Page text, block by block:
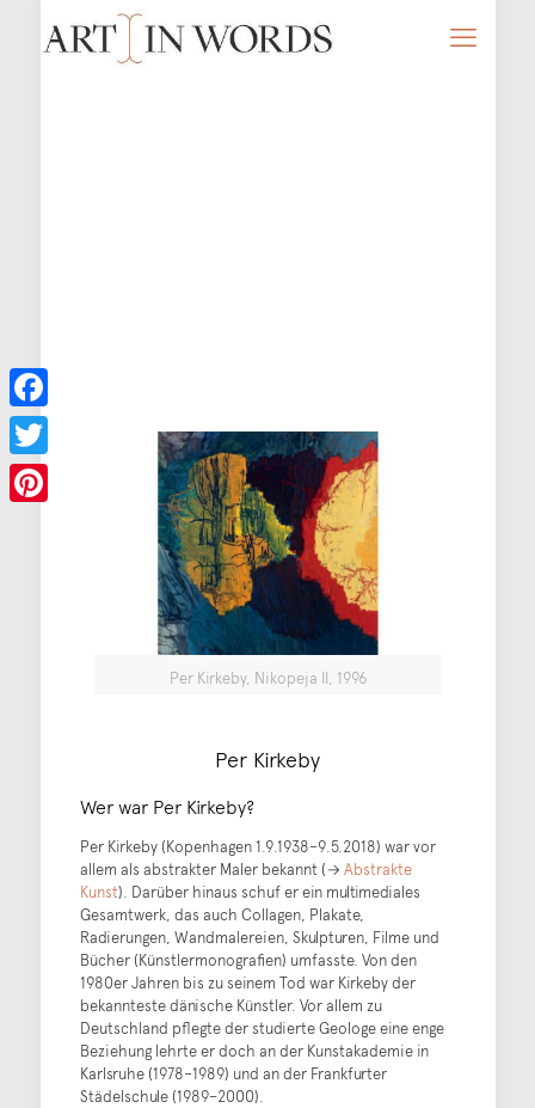
Per Kirkeby, Nikopeja II, 1996
Per Kirkeby
Wer war Per Kirkeby?
Per Kirkeby (Kopenhagen 1.9.1938–9.5.2018) war vor
allem als abstrakter Maler bekannt (→ Abstrakte
Kunst). Darüber hinaus schuf er ein multimediales
Gesamtwerk, das auch Collagen, Plakate,
Radierungen, Wandmalereien, Skulpturen, Filme und
Bücher (Künstlermonografien) umfasste. Von den
1980er Jahren bis zu seinem Tod war Kirkeby der
bekannteste dänische Künstler. Vor allem zu
Deutschland pflegte der studierte Geologe eine enge
Beziehung lehrte er doch an der Kunstakademie in
Karlsruhe (1978–1989) und an der Frankfurter
Städelschule (1989–2000).
Facebook
Twitter